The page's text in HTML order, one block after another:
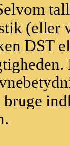
(eller
DST
bruge